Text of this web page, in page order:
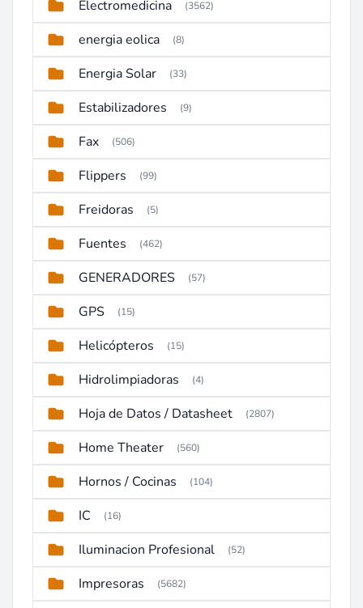
Electromedicina (3562)
energia eolica (8)
Energia Solar (33)
Estabilizadores (9)
Fax (506)
Flippers (99)
Freidoras (5)
Fuentes (462)
GENERADORES (57)
GPS (15)
Helicópteros (15)
Hidrolimpiadoras (4)
Hoja de Datos / Datasheet (2807)
Home Theater (560)
Hornos / Cocinas (104)
IC (16)
Iluminacion Profesional (52)
Impresoras (5682)